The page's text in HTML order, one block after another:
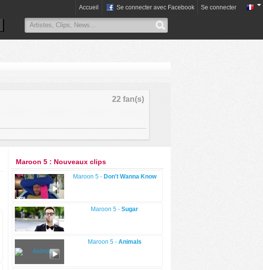
Accueil Se connecter avec Facebook Se connecter
22 fan(s)
Maroon 5 : Nouveaux clips
Maroon 5 - Don't Wanna Know
Maroon 5 - Sugar
Maroon 5 - Animals